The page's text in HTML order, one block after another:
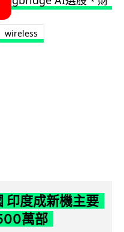
wireless
印度成新機主要
萬部